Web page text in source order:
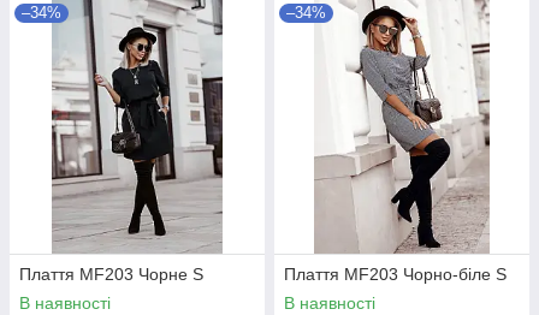
–34%
Плаття MF203 Чорне S
В наявності
–34%
Плаття MF203 Чорно-біле S
В наявності